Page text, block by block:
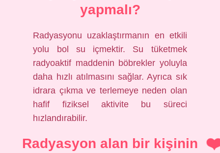
yapmalı?
Radyasyonu uzaklaştırmanın en etkili
yolu bol su içmektir. Su tüketmek
radyoaktif maddenin böbrekler yoluyla
daha hızlı atılmasını sağlar. Ayrıca sık
idrara çıkma ve terlemeye neden olan
hafif fiziksel aktivite bu süreci
hızlandırabilir.
Radyasyon alan bir kişinin